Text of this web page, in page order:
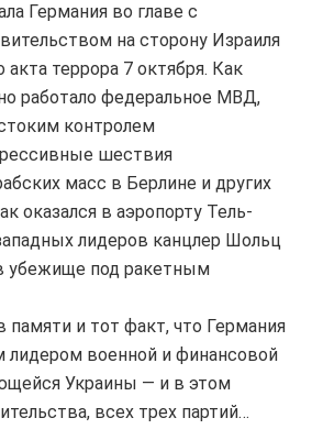
Германия во главе с
на сторону Израиля
террора 7 октября. Как
работало федеральное МВД,
контролем
шествия
масс в Берлине и других
оказался в аэропорту Тель-
лидеров канцлер Шольц
убежище под ракетным
памяти и тот факт, что Германия
лидером военной и финансовой
Украины — и в этом
всех трех партий…